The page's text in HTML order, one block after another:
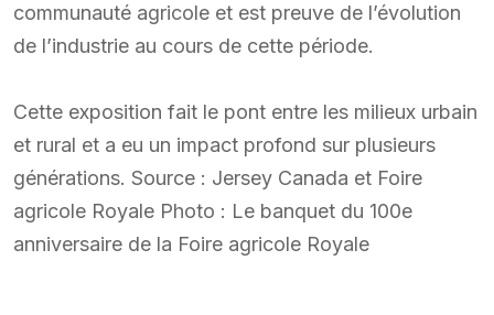
communauté agricole et est preuve de l’évolution
de l’industrie au cours de cette période.
Cette exposition fait le pont entre les milieux urbain
et rural et a eu un impact profond sur plusieurs
générations. Source : Jersey Canada et Foire
agricole Royale Photo : Le banquet du 100e
anniversaire de la Foire agricole Royale